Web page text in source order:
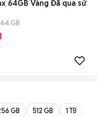
64GB Vàng Đã qua sử
64 GB
GB 512 GB 1 TB